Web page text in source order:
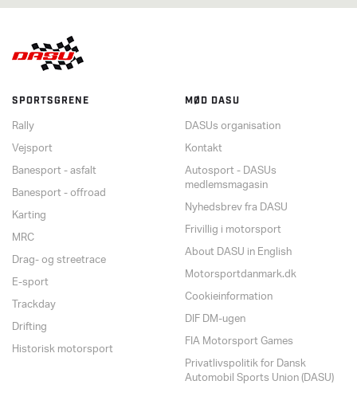
SPORTSGRENE
Rally
Vejsport
Banesport - asfalt
Banesport - offroad
Karting
MRC
Drag- og streetrace
E-sport
Trackday
Drifting
Historisk motorsport
MØD DASU
DASUs organisation
Kontakt
Autosport - DASUs
medlemsmagasin
Nyhedsbrev fra DASU
Frivillig i motorsport
About DASU in English
Motorsportdanmark.dk
Cookieinformation
DIF DM-ugen
FIA Motorsport Games
Privatlivspolitik for Dansk
Automobil Sports Union (DASU)